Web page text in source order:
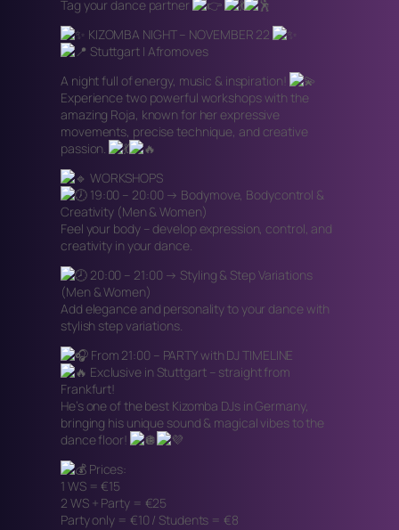
Tag your dance partner
KIZOMBA NIGHT – NOVEMBER 22
Stuttgart | Afromoves
A night full of energy, music & inspiration!
Experience two powerful workshops with the
amazing Roja, known for her expressive
movements, precise technique, and creative
passion.
WORKSHOPS
19:00 – 20:00 → Bodymove, Bodycontrol &
Creativity (Men & Women)
Feel your body – develop expression, control, and
creativity in your dance.
20:00 – 21:00 → Styling & Step Variations
(Men & Women)
Add elegance and personality to your dance with
stylish step variations.
From 21:00 – PARTY with DJ TIMELINE
Exclusive in Stuttgart – straight from
Frankfurt!
He’s one of the best Kizomba DJs in Germany,
bringing his unique sound & magical vibes to the
dance floor!
Prices:
1 WS = €15
2 WS + Party = €25
Party only = €10 / Students = €8